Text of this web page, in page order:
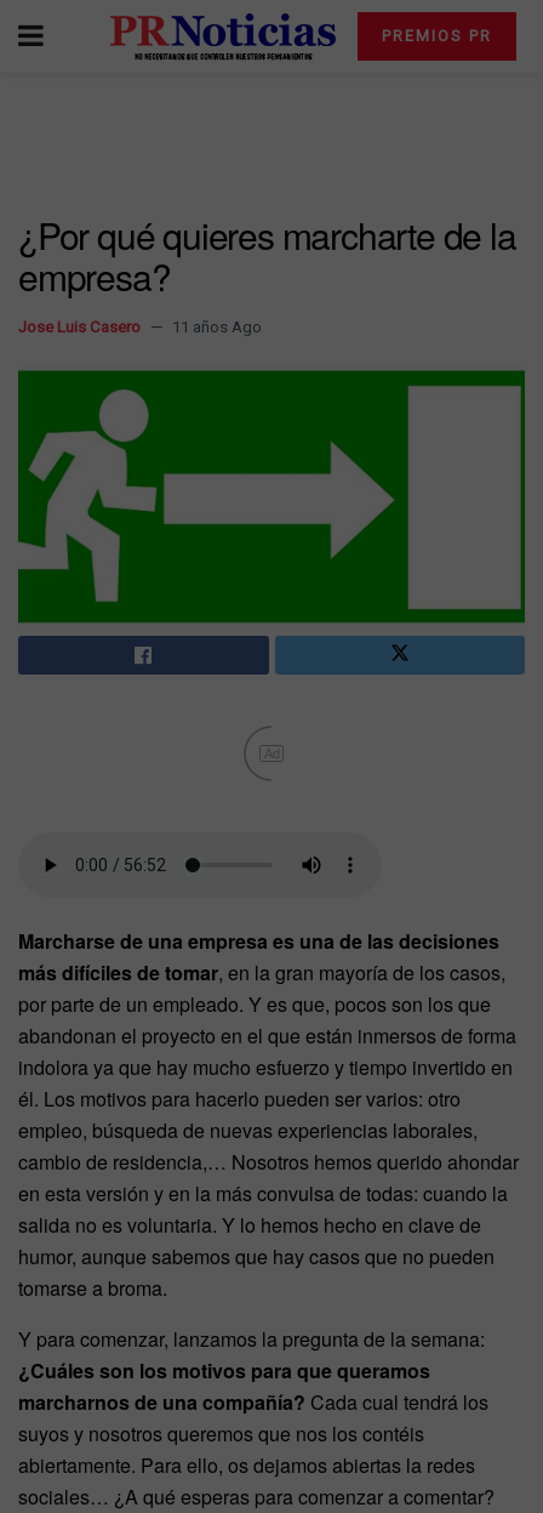
PREMIOS PR
¿Por qué quieres marcharte de la
empresa?
Jose Luis Casero 11 años Ago
Ad
Marcharse de una empresa es una de las decisiones
más difíciles de tomar, en la gran mayoría de los casos,
por parte de un empleado. Y es que, pocos son los que
abandonan el proyecto en el que están inmersos de forma
indolora ya que hay mucho esfuerzo y tiempo invertido en
él. Los motivos para hacerlo pueden ser varios: otro
empleo, búsqueda de nuevas experiencias laborales,
cambio de residencia,… Nosotros hemos querido ahondar
en esta versión y en la más convulsa de todas: cuando la
salida no es voluntaria. Y lo hemos hecho en clave de
humor, aunque sabemos que hay casos que no pueden
tomarse a broma.
Y para comenzar, lanzamos la pregunta de la semana:
¿Cuáles son los motivos para que queramos
marcharnos de una compañía? Cada cual tendrá los
suyos y nosotros queremos que nos los contéis
abiertamente. Para ello, os dejamos abiertas la redes
sociales… ¿A qué esperas para comenzar a comentar?